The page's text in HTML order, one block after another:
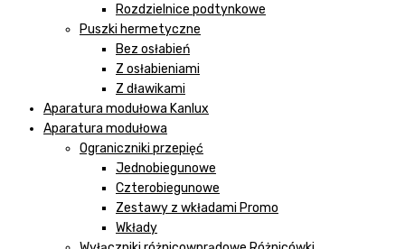
Rozdzielnice podtynkowe
Puszki hermetyczne
Bez osłabień
Z osłabieniami
Z dławikami
Aparatura modułowa Kanlux
Aparatura modułowa
Ograniczniki przepięć
Jednobiegunowe
Czterobiegunowe
Zestawy z wkładami Promo
Wkłady